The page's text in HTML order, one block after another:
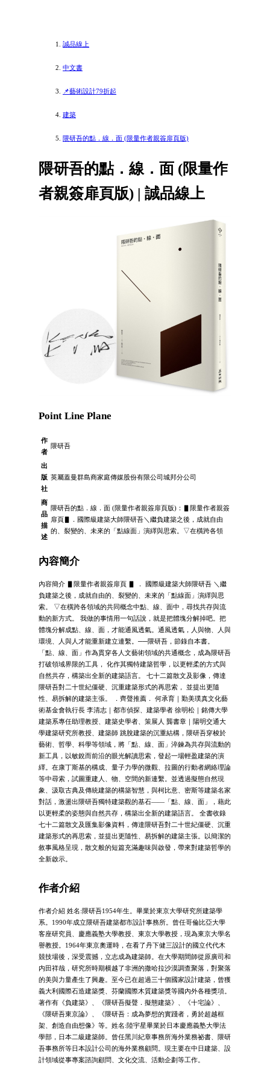
誠品線上
中文書
📌藝術設計79折起
建築
隈研吾的點．線．面 (限量作者親簽扉頁版)
隈研吾的點．線．面 (限量作
者親簽扉頁版) | 誠品線上
Point Line Plane
作
者
隈研吾
出
版
社
英屬蓋曼群島商家庭傳媒股份有限公司城邦分公司
商
品
描
述
隈研吾的點．線．面 (限量作者親簽扉頁版)：▋限量作者親簽
扉頁▋．國際級建築大師隈研吾＼繼負建築之後，成就自由
的、裂變的、未來的「點線面」演繹與思索。▽在橫跨各領
內容簡介
內容簡介 ▋限量作者親簽扉頁 ▋ ． 國際級建築大師隈研吾 ＼繼
負建築之後，成就自由的、裂變的、未來的「點線面」演繹與思
索。 ▽在橫跨各領域的共同概念中點、線、面中，尋找共存與流
動的新方式。 我做的事情用一句話說，就是把體塊分解掉吧。把
體塊分解成點、線、面，才能通風透氣。通風透氣，人與物、人與
環境、人與人才能重新建立連繫。──隈研吾，節錄自本書。
「點、線、面」作為貫穿各人文藝術領域的共通概念，成為隈研吾
打破領域界限的工具， 化作其獨特建築哲學，以更輕柔的方式與
自然共存，構築出全新的建築語言。 七十二篇散文及影像，傳達
隈研吾對二十世紀僵硬、沉重建築形式的再思索， 並提出更隨
性、易拆解的建築主張。 ．齊聲推薦． 何承育｜勤美璞真文化藝
術基金會執行長 李清志｜都市偵探、建築學者 徐明松｜銘傳大學
建築系專任助理教授、建築史學者、策展人 龔書章｜陽明交通大
學建築研究所教授、建築師 跳脫建築的沉重結構，隈研吾穿梭於
藝術、哲學、科學等領域，將「點、線、面」淬鍊為共存與流動的
新工具，以敏銳而前沿的眼光解讀思索，發起一場輕盈建築的演
繹。在康丁斯基的構成、量子力學的微觀、拉圖的行動者網絡理論
等中尋索，試圖重建人、物、空間的新連繫。並透過擬態自然現
象、汲取古典及傳統建築的構築智慧，與柯比意、密斯等建築名家
對話，激盪出隈研吾獨特建築觀的基石——「點、線、面」，藉此
以更輕柔的姿態與自然共存，構築出全新的建築語言。 全書收錄
七十二篇散文及匯集影像資料，傳達隈研吾對二十世紀僵硬、沉重
建築形式的再思索，並提出更隨性、易拆解的建築主張。以簡潔的
敘事風格呈現，散文般的短篇充滿趣味與啟發，帶來對建築哲學的
全新啟示。
作者介紹
作者介紹 姓名:隈研吾1954年生。畢業於東京大學研究所建築學
系。1990年成立隈研吾建築都市設計事務所。曾任哥倫比亞大學
客座研究員、慶應義塾大學教授、東京大學教授，現為東京大學名
譽教授。1964年東京奧運時，在看了丹下健三設計的國立代代木
競技場後，深受震撼，立志成為建築師。在大學期間師從原廣司和
内田祥哉，研究所時期横越了非洲的撒哈拉沙漠調查聚落，對聚落
的美與力量產生了興趣。至今已在超過三十個國家設計建築，曾獲
義大利國際石造建築獎、芬蘭國際木質建築獎等國內外各種獎項。
著作有《負建築》、《隈研吾擬聲．擬態建築》、《十宅論》、
《隈研吾東京論》、《隈研吾：成為夢想的實踐者，勇於超越框
架、創造自由想像》等。姓名:陸宇星畢業於日本慶應義塾大學法
學部，日本二級建築師。曾任黑川紀章事務所海外業務祕書、隈研
吾事務所等日本設計公司的海外業務顧問。現主要在中日建築、設
計領域從事專案諮詢顧問、文化交流、活動企劃等工作。